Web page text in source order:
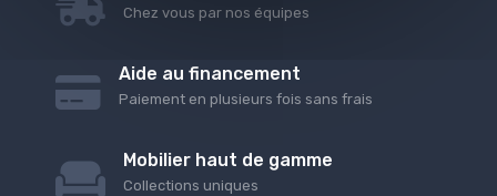
Chez vous par nos équipes
Aide au financement
Paiement en plusieurs fois sans frais
Mobilier haut de gamme
Collections uniques